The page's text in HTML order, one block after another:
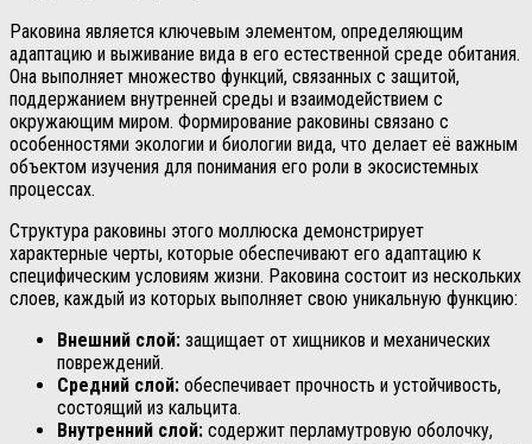
Раковина является ключевым элементом, определяющим
адаптацию и выживание вида в его естественной среде обитания.
Она выполняет множество функций, связанных с защитой,
поддержанием внутренней среды и взаимодействием с
окружающим миром. Формирование раковины связано с
особенностями экологии и биологии вида, что делает её важным
объектом изучения для понимания его роли в экосистемных
процессах.
Структура раковины этого моллюска демонстрирует
характерные черты, которые обеспечивают его адаптацию к
специфическим условиям жизни. Раковина состоит из нескольких
слоев, каждый из которых выполняет свою уникальную функцию:
Внешний слой: защищает от хищников и механических
повреждений.
Средний слой: обеспечивает прочность и устойчивость,
состоящий из кальцита.
Внутренний слой: содержит перламутровую оболочку,